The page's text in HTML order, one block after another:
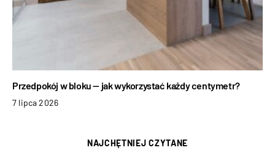
Przedpokój w bloku — jak wykorzystać każdy centymetr?
7 lipca 2026
NAJCHĘTNIEJ CZYTANE